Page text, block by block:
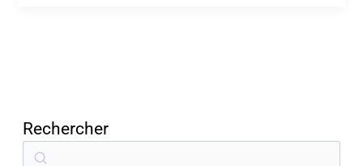
Rechercher